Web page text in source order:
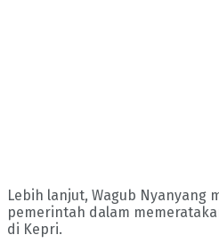
Lebih lanjut, Wagub Nyanyang
pemerintah dalam
di Kepri.